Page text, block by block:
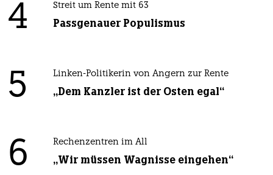
4 Streit um Rente mit 63
Passgenauer Populismus
5 Linken-Politikerin von Angern zur Rente
„Dem Kanzler ist der Osten egal“
6 Rechenzentren im All
„Wir müssen Wagnisse eingehen“